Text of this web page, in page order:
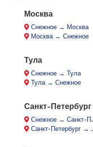
Москва
Снежное → Москва
Москва → Снежное
Тула
Снежное → Тула
Тула → Снежное
Санкт-Петербург
Снежное → Санкт-Петербург
Санкт-Петербург → Снежное